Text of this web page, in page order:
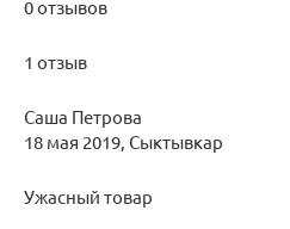
0 отзывов
1 отзыв
Саша Петрова
18 мая 2019, Сыктывкар
Ужасный товар